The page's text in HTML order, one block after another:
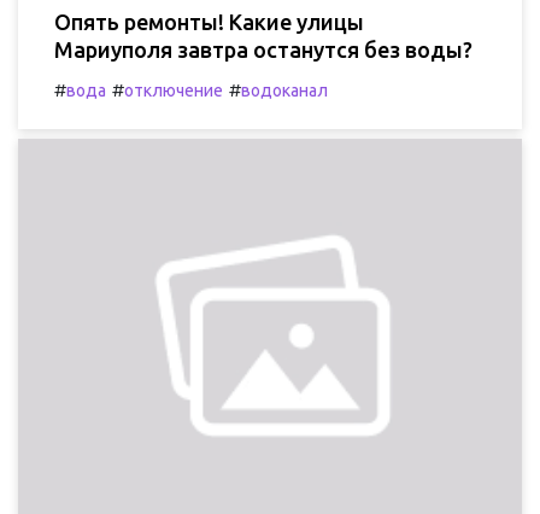
Опять ремонты! Какие улицы
Мариуполя завтра останутся без воды?
#вода #отключение #водоканал